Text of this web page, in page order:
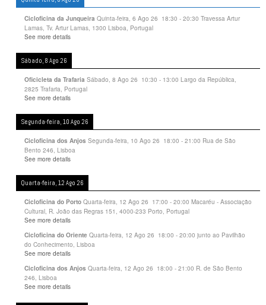
Cicloficina da Junqueira Quinta-feira, 6 Ago 26 18:30 - 20:30 Travessa Artur
Lamas, Tv. Artur Lamas, 1300 Lisboa, Portugal
See more details
Sábado, 8 Ago 26
Oficicleta da Trafaria Sábado, 8 Ago 26 10:30 - 13:00 Largo da República,
2825 Trafaria, Portugal
See more details
Segunda-feira, 10 Ago 26
Cicloficina dos Anjos Segunda-feira, 10 Ago 26 18:00 - 21:00 Rua de São
Bento 246, Lisboa
See more details
Quarta-feira, 12 Ago 26
Cicloficina do Porto Quarta-feira, 12 Ago 26 17:00 - 20:00 Macaréu - Associação
Cultural, R. João das Regras 151, 4000-233 Porto, Portugal
See more details
Cicloficina do Oriente Quarta-feira, 12 Ago 26 18:00 - 20:00 junto ao Pavilhão
do Conhecimento, Lisboa
See more details
Cicloficina dos Anjos Quarta-feira, 12 Ago 26 18:00 - 21:00 R. de São Bento
246, Lisboa
See more details